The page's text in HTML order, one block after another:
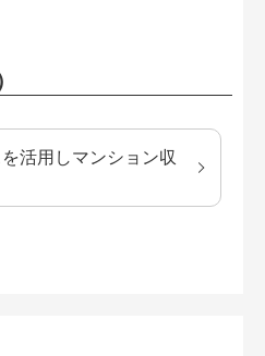
活用しマンション収